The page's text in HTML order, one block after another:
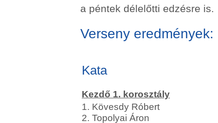
a péntek délelőtti edzésre is.
Verseny eredmények:
Kata
Kezdő 1. korosztály
1. Kövesdy Róbert
2. Topolyai Áron